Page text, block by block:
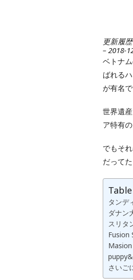
更新履歴
– 2018-
ベトナ
ばれる
が有名で
世界遺
ア特有
でもそ
だって
タンデ
ダナン
スリタ
Fusion
さいご